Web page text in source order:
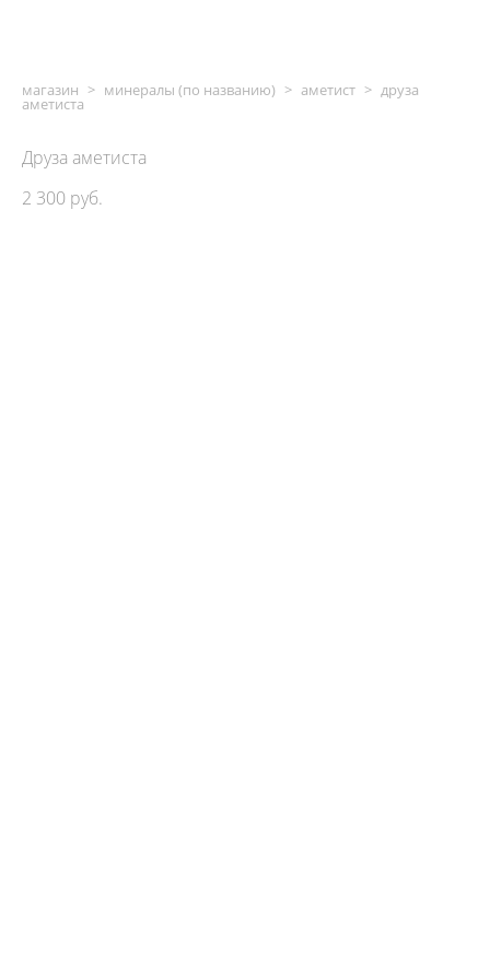
магазин > минералы (по названию) > аметист > друза
аметиста
Друза аметиста
2 300 pуб.